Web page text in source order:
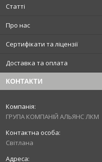
Статті
Про нас
Сертифікати та ліцензії
Доставка та оплата
КОНТАКТИ
ГРУПА КОМПАНІЙ АЛЬЯНС ЛКМ
Світлана